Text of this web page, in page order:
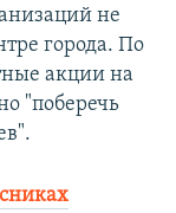
не
города. По
акции на
"поберечь